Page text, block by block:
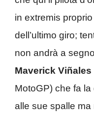
in extremis
dell’ultimo giro;
non andrà a
Maverick Viñales
MotoGP) che fa
alle sue spalle